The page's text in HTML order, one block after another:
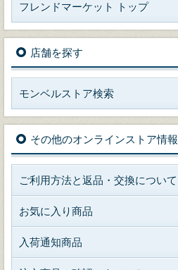
フレンドマーケット トップ
店舗を探す
モンベルストア検索
その他のオンラインストア情報
ご利用方法と返品・交換について
お気に入り商品
入荷通知商品